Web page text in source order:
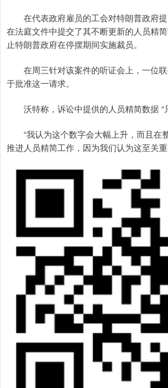
在代表政府雇员的工会对特朗普政府提
在法庭文件中提交了其不断更新的人员精
止特朗普政府在停摆期间实施裁员。
在周三针对该案件的听证会上，一位联
于批准这一请求。
沃特称，诉讼中提供的人员精简数据 “
“我认为这个数字会大幅上升，而且在
推进人员精简工作，因为我们认为这至关重